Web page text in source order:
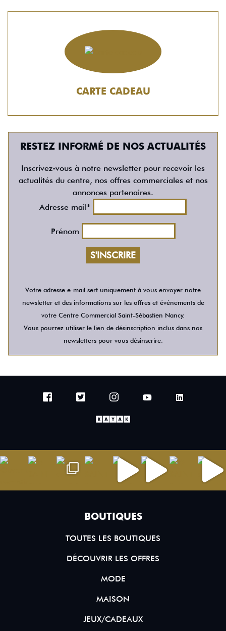
CARTE CADEAU
RESTEZ INFORMÉ DE NOS ACTUALITÉS
Inscrivez-vous à notre newsletter pour recevoir les
actualités du centre, nos offres commerciales et nos
annonces partenaires.
Adresse mail*
Prénom
Votre adresse e-mail sert uniquement à vous envoyer notre
newsletter et des informations sur les offres et événements de
votre Centre Commercial Saint-Sébastien Nancy.
Vous pourrez utiliser le lien de désinscription inclus dans nos
newsletters pour vous désinscrire.
BOUTIQUES
TOUTES LES BOUTIQUES
DÉCOUVRIR LES OFFRES
MODE
MAISON
JEUX/CADEAUX